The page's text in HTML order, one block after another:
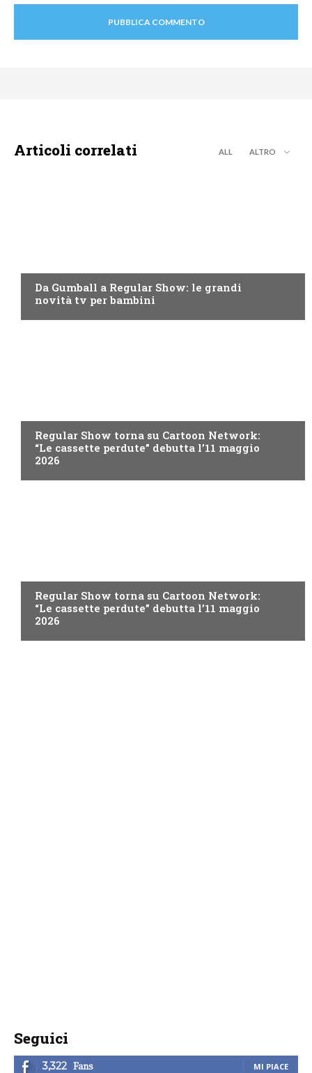
Articoli correlati ALL ALTRO
Da Gumball a Regular Show: le grandi
novità tv per bambini
Regular Show torna su Cartoon Network:
“Le cassette perdute” debutta l’11 maggio
2026
Regular Show torna su Cartoon Network:
“Le cassette perdute” debutta l’11 maggio
2026
Seguici
3,322 Fans MI PIACE